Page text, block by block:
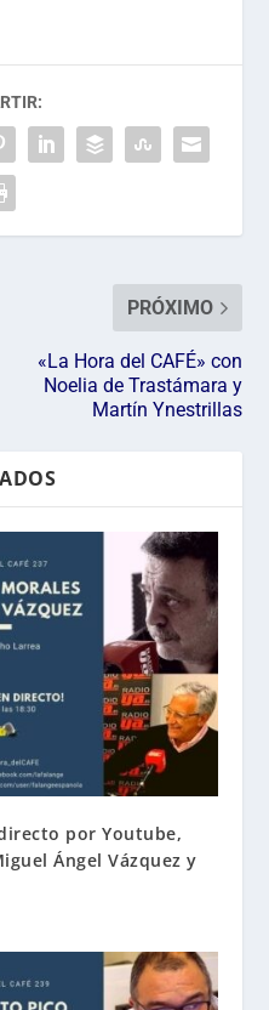
PRÓXIMO
«La Hora del CAFÉ» con
Noelia de Trastámara y
Martín Ynestrillas
por Youtube,
Ángel Vázquez y